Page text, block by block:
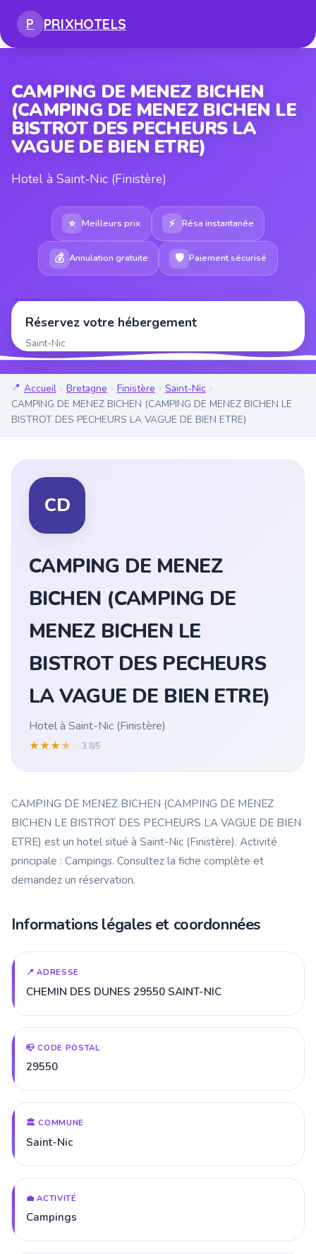
P PRIXHOTELS
CAMPING DE MENEZ BICHEN
(CAMPING DE MENEZ BICHEN LE
BISTROT DES PECHEURS LA
VAGUE DE BIEN ETRE)
Hotel à Saint-Nic (Finistère)
⭐ Meilleurs prix ⚡ Résa instantanée
💰 Annulation gratuite 🛡 Paiement sécurisé
Réservez votre hébergement
Saint-Nic
Accueil Bretagne Finistère
Saint-Nic
CAMPING DE MENEZ BICHEN (CAMPING DE MENEZ BICHEN LE
BISTROT DES PECHEURS LA VAGUE DE BIEN ETRE)
CD
CAMPING DE MENEZ
BICHEN (CAMPING DE
MENEZ BICHEN LE
BISTROT DES PECHEURS
LA VAGUE DE BIEN ETRE)
Hotel à Saint-Nic (Finistère)
★★★★ 3.8/5
CAMPING DE MENEZ BICHEN (CAMPING DE MENEZ
BICHEN LE BISTROT DES PECHEURS LA VAGUE DE BIEN
ETRE) est un hotel situé à Saint-Nic (Finistère). Activité
principale : Campings. Consultez la fiche complète et
demandez un réservation.
Informations légales et coordonnées
📍 ADRESSE
CHEMIN DES DUNES 29550 SAINT-NIC
📪 CODE POSTAL
29550
🏛️ COMMUNE
Saint-Nic
💼 ACTIVITÉ
Campings